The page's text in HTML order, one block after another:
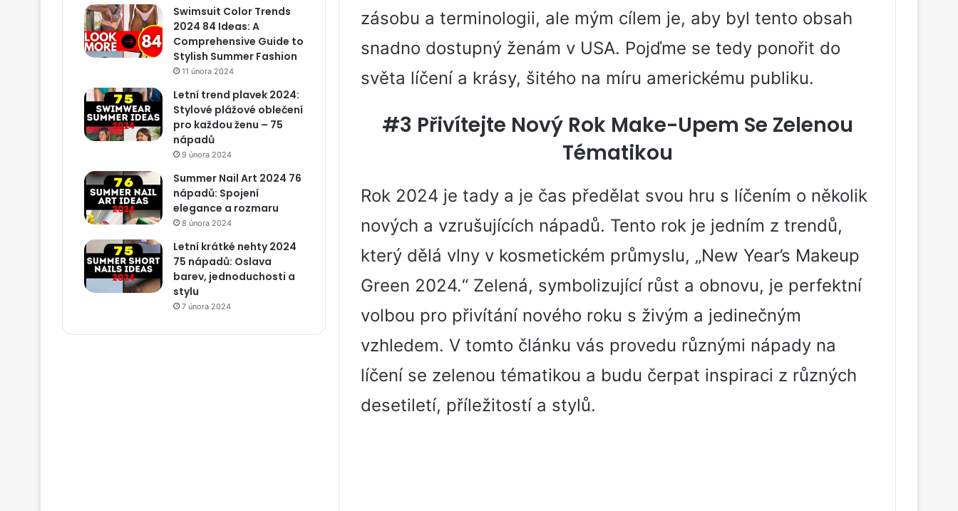
zásobu a terminologii, ale mým cílem je, aby byl tento obsah
snadno dostupný ženám v USA. Pojďme se tedy ponořit do
světa líčení a krásy, šitého na míru americkému publiku.
#3 Přivítejte Nový Rok Make-Upem Se Zelenou
Tématikou
Rok 2024 je tady a je čas předělat svou hru s líčením o několik
nových a vzrušujících nápadů. Tento rok je jedním z trendů,
který dělá vlny v kosmetickém průmyslu, „New Year’s Makeup
Green 2024.“ Zelená, symbolizující růst a obnovu, je perfektní
volbou pro přivítání nového roku s živým a jedinečným
vzhledem. V tomto článku vás provedu různými nápady na
líčení se zelenou tématikou a budu čerpat inspiraci z různých
desetiletí, příležitostí a stylů.
Swimsuit Color Trends
2024 84 Ideas: A
Comprehensive Guide to
Stylish Summer Fashion
11 února 2024
Letní trend plavek 2024:
Stylové plážové oblečení
pro každou ženu – 75
nápadů
9 února 2024
Summer Nail Art 2024 76
nápadů: Spojení
elegance a rozmaru
8 února 2024
Letní krátké nehty 2024
75 nápadů: Oslava
barev, jednoduchosti a
stylu
7 února 2024